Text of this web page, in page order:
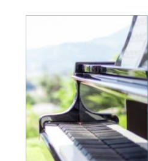
nå ditt mål. På Knistad
noggrant utformade...